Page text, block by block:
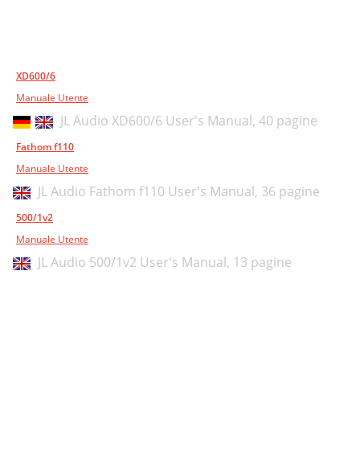
XD600/6
Manuale Utente
JL Audio XD600/6 User's Manual, 40 pagine
Fathom f110
Manuale Utente
JL Audio Fathom f110 User's Manual, 36 pagine
500/1v2
Manuale Utente
JL Audio 500/1v2 User's Manual, 13 pagine